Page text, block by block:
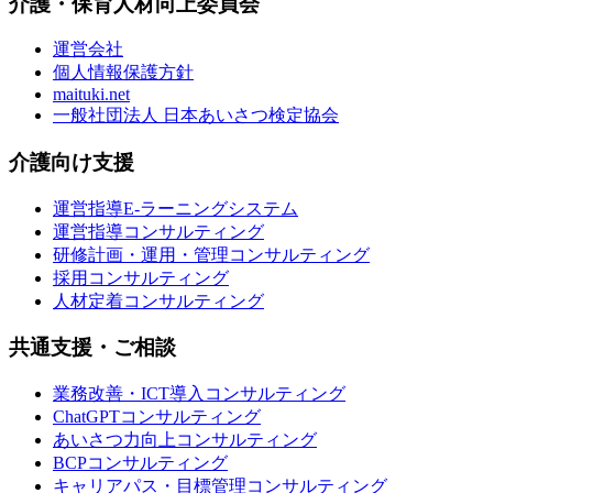
運営会社
個人情報保護方針
maituki.net
一般社団法人 日本あいさつ検定協会
介護向け支援
運営指導E-ラーニングシステム
運営指導コンサルティング
研修計画・運用・管理コンサルティング
採用コンサルティング
人材定着コンサルティング
共通支援・ご相談
業務改善・ICT導入コンサルティング
ChatGPTコンサルティング
あいさつ力向上コンサルティング
BCPコンサルティング
キャリアパス・目標管理コンサルティング